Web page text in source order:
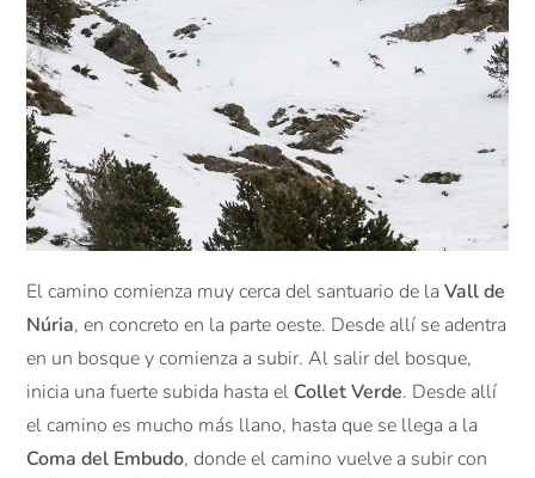
El camino comienza muy cerca del santuario de laVall de
Núria, en concreto en la parte oeste. Desde allí se adentra
en un bosque y comienza a subir. Al salir del bosque,
inicia una fuerte subida hasta el Collet Verde. Desde allí
el camino es mucho más llano, hasta que se llega a la
Coma del Embudo, donde el camino vuelve a subir con